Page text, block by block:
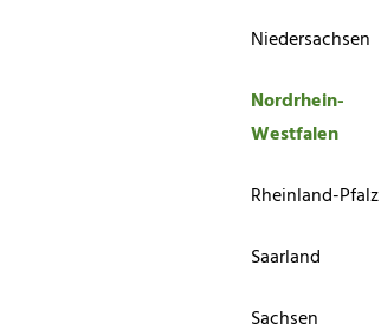
Niedersachsen
Nordrhein-
Westfalen
Rheinland-Pfalz
Saarland
Sachsen